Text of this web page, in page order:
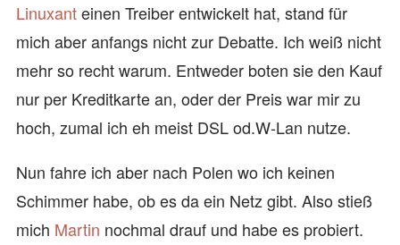
Linuxanteinen Treiber entwickelt hat, stand für
mich aber anfangs nicht zur Debatte. Ich weiß nicht
mehr so recht warum. Entweder boten sie den Kauf
nur per Kreditkarte an, oder der Preis war mir zu
hoch, zumal ich eh meist DSL od.W-Lan nutze.
Nun fahre ich aber nach Polen wo ich keinen
Schimmer habe, ob es da ein Netz gibt. Also stieß
mich Martin nochmal drauf und habe es probiert.